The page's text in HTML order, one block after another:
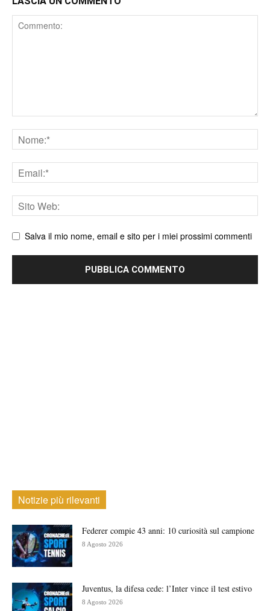
Comment
Nome
Email
Sito
web
Salva il mio nome, email e sito per i miei prossimi commenti
Notizie più rilevanti
Federer compie 43 anni: 10 curiosità sul campione
8 Agosto 2026
Juventus, la difesa cede: l’Inter vince il test estivo
8 Agosto 2026